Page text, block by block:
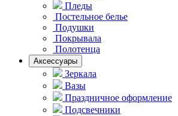
Пледы
Постельное белье
Подушки
Покрывала
Полотенца
Аксессуары
Зеркала
Вазы
Праздничное оформление
Подсвечники